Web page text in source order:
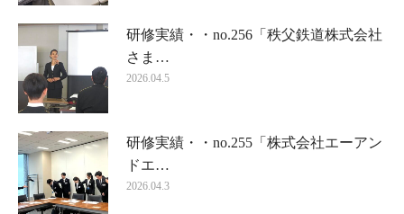
研修実績・・no.256「秩父鉄道株式会社
さま…
2026.04.5
研修実績・・no.255「株式会社エーアン
ドエ…
2026.04.3